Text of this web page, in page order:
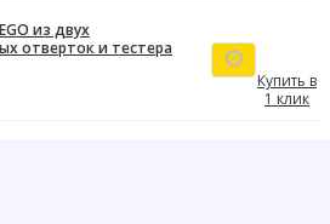
из двух
отверток и тестера
Купить в
1 клик